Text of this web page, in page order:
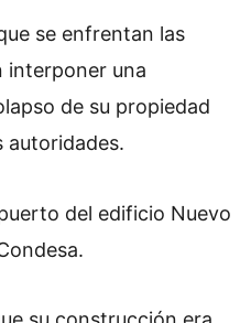
se enfrentan las
interponer una
de su propiedad
autoridades.
del edificio Nuevo